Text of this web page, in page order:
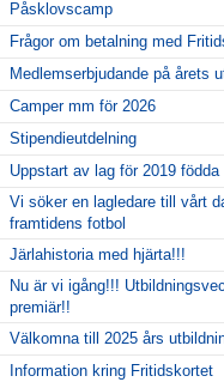
Påsklovscamp
Frågor om betalning med
Medlemserbjudande på årets
Camper mm för 2026
Stipendieutdelning
Uppstart av lag för 2019 födda
Vi söker en lagledare till vårt
framtidens fotbol
Järlahistoria med hjärta!!!
Nu är vi igång!!!
premiär!!
Välkomna till 2025 års
Information kring Fritidskortet